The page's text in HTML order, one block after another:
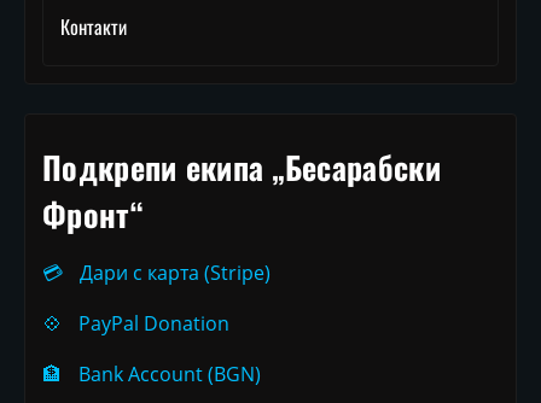
Контакти
Подкрепи екипа „Бесарабски
Фронт“
💳
Дари с карта (Stripe)
💠
PayPal Donation
🏦
Bank Account (BGN)